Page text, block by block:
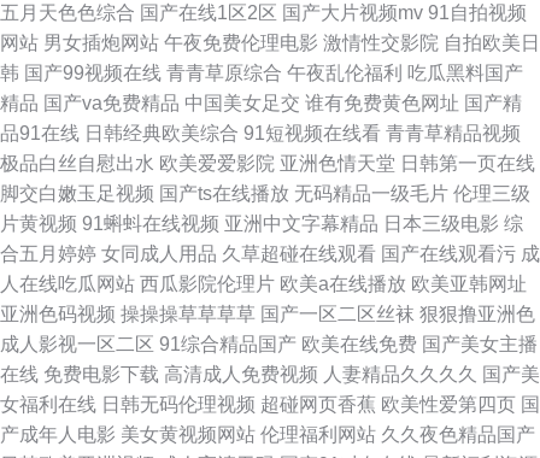
网一区 女优大片 国产黄页免费在线看 91成人成人进入人口 99热国产这里只
有精品11 人妻熟妇久精品无码 国产三级精品三级在线 91韩国 老湿机久久
JK白丝污片 色AV伊人 亚洲欧美成肉网 内射网站免费在线 浮力福利旧地址
午夜福利亚洲欧洲成人美女久久色导航 伊人精品在线观看 女优在线 国产害
羞草免费视频 91干91爱 av资源在线观看网址导航 日韩黄页视频在线观看 激
情六月婷婷 91色情下载 传媒在线观看一区二区 视频在线观看免费高清 久久
伊人亚洲精品网站 成人少妇色一区二区 在线92视频亚洲 综合欧美亚洲国产
五月天色色综合 国产在线1区2区 国产大片视频mv 91自拍视频
网站 男女插炮网站 午夜免费伦理电影 激情性交影院 自拍欧美日
韩 国产99视频在线 青青草原综合 午夜乱伦福利 吃瓜黑料国产
精品 国产va免费精品 中国美女足交 谁有免费黄色网址 国产精
品91在线 日韩经典欧美综合 91短视频在线看 青青草精品视频
极品白丝自慰出水 欧美爱爱影院 亚洲色情天堂 日韩第一页在线
脚交白嫩玉足视频 国产ts在线播放 无码精品一级毛片 伦理三级
片黄视频 91蝌蚪在线视频 亚洲中文字幕精品 日本三级电影 综
合五月婷婷 女同成人用品 久草超碰在线观看 国产在线观看污 成
人在线吃瓜网站 西瓜影院伦理片 欧美a在线播放 欧美亚韩网址
亚洲色码视频 操操操草草草草 国产一区二区丝袜 狠狠撸亚洲色
成人影视一区二区 91综合精品国产 欧美在线免费 国产美女主播
在线 免费电影下载 高清成人免费视频 人妻精品久久久久 国产美
女福利在线 日韩无码伦理视频 超碰网页香蕉 欧美性爱第四页 国
产成年人电影 美女黄视频网站 伦理福利网站 久久夜色精品国产